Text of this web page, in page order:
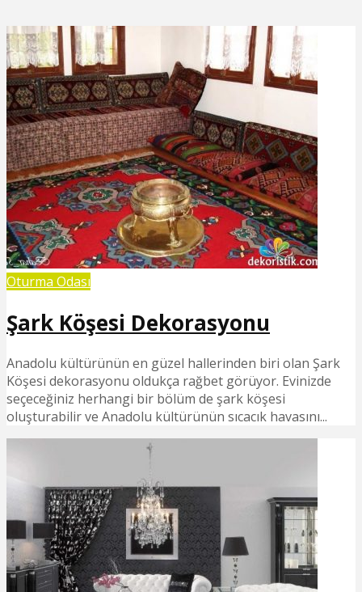
Oturma Odası
Şark Köşesi Dekorasyonu
Anadolu kültürünün en güzel hallerinden biri olan Şark
Köşesi dekorasyonu oldukça rağbet görüyor. Evinizde
seçeceğiniz herhangi bir bölüm de şark köşesi
oluşturabilir ve Anadolu kültürünün sıcacık havasını...